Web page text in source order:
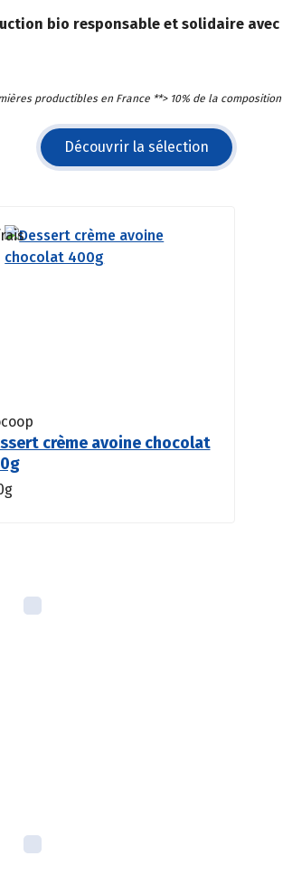
bio responsable et solidaire avec
productibles en France **> 10% de la composition
Découvrir la sélection
crème avoine chocolat